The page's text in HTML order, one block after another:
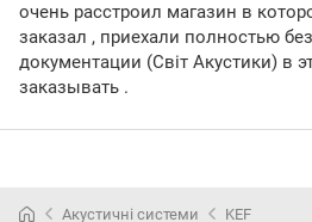
очень расстроил магазин в
заказал , приехали полностью
документации (Світ Акустики) в
заказывать .
Акустичні системи KEF